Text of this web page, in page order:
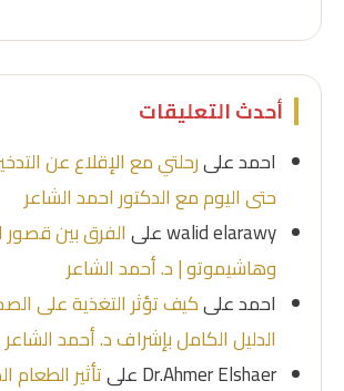
أحدث التعليقات
احمدعلى
حتى اليوم مع الدكتور احمد الشاعر
walid elarawyعلىالفرق بين قصور
وهاشيموتو | د. أحمد الشاعر
احمدعلىكيف تؤثر التغذية على
الدليل الكامل بإشراف د. أحمد الشاعر
Dr.Ahmer Elshaerعلىتأثير